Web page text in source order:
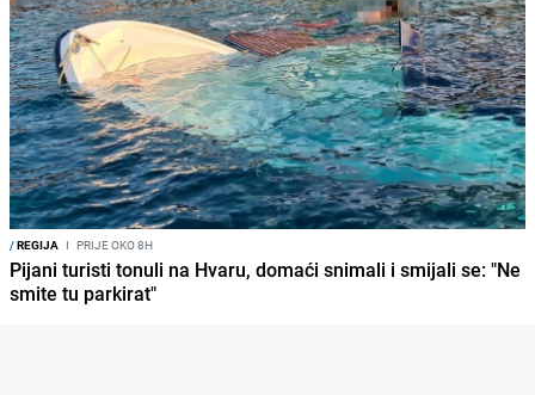
/REGIJA I PRIJE OKO 8H
Pijani turisti tonuli na Hvaru, domaći snimali i smijali se: "Ne
smite tu parkirat"